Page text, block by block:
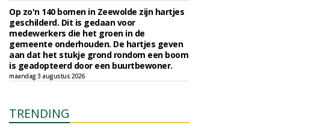
Op zo'n 140 bomen in Zeewolde zijn hartjes
geschilderd. Dit is gedaan voor
medewerkers die het groen in de
gemeente onderhouden. De hartjes geven
aan dat het stukje grond rondom een boom
is geadopteerd door een buurtbewoner.
maandag 3 augustus 2026
TRENDING